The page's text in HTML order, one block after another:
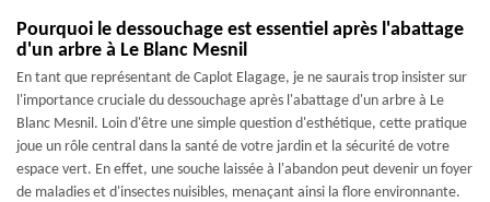
Pourquoi le dessouchage est essentiel après l'abattage
d'un arbre à Le Blanc Mesnil
En tant que représentant de Caplot Elagage, je ne saurais trop insister sur
l'importance cruciale du dessouchage après l'abattage d'un arbre à Le
Blanc Mesnil. Loin d'être une simple question d'esthétique, cette pratique
joue un rôle central dans la santé de votre jardin et la sécurité de votre
espace vert. En effet, une souche laissée à l'abandon peut devenir un foyer
de maladies et d'insectes nuisibles, menaçant ainsi la flore environnante.